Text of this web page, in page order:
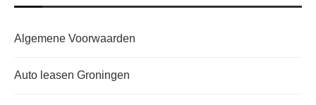
Algemene Voorwaarden
Auto leasen Groningen